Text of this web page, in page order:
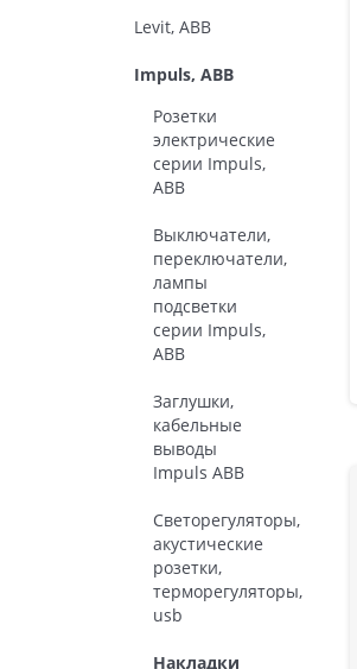
Levit, ABB
Impuls, ABB
Розетки
электрические
серии Impuls,
ABB
Выключатели,
переключатели,
лампы
подсветки
серии Impuls,
ABB
Заглушки,
кабельные
выводы
Impuls ABB
Светорегуляторы,
акустические
розетки,
терморегуляторы,
usb
Накладки